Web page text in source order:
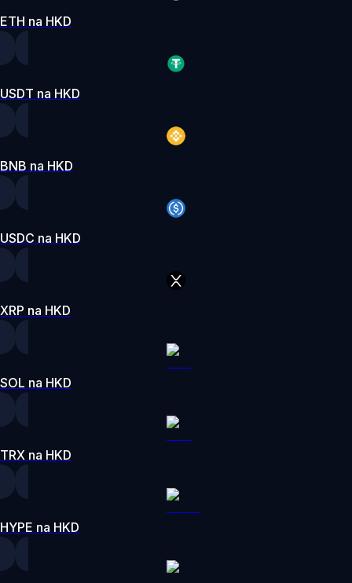
ETH na HKD
USDT na HKD
BNB na HKD
USDC na HKD
XRP na HKD
SOL na HKD
TRX na HKD
HYPE na HKD